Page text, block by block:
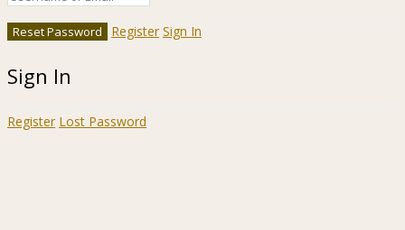
Register Sign In
Sign In
Register Lost Password